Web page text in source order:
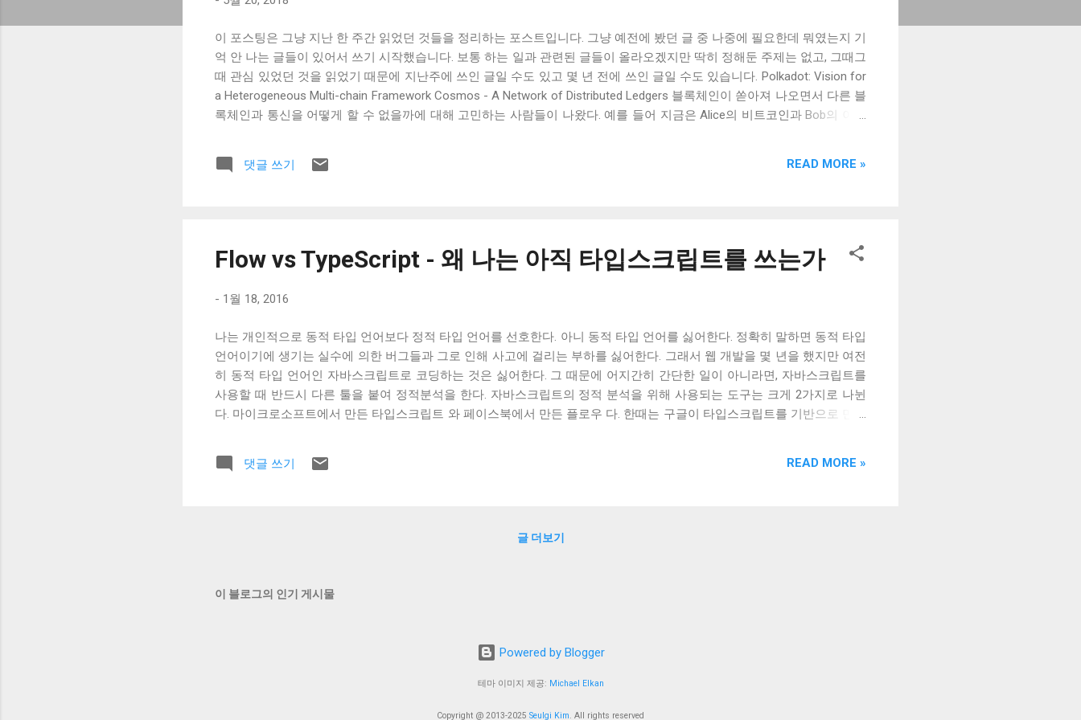
이 포스팅은 그냥 지난 한 주간 읽었던 것들을 정리하는 포스트입니다. 그냥 예전에 봤던 글 중 나중에 필요한데 뭐였는지 기
억 안 나는 글들이 있어서 쓰기 시작했습니다. 보통 하는 일과 관련된 글들이 올라오겠지만 딱히 정해둔 주제는 없고, 그때그
때 관심 있었던 것을 읽었기 때문에 지난주에 쓰인 글일 수도 있고 몇 년 전에 쓰인 글일 수도 있습니다. Polkadot: Vision for
a Heterogeneous Multi-chain Framework Cosmos - A Network of Distributed Ledgers 블록체인이 쏟아져 나오면서 다른 블
록체인과 통신을 어떻게 할 수 없을까에 대해 고민하는 사람들이 나왔다. 예를 들어 지금은 Alice의 비트코인과 Bob의 이더
주고 있다. 하지만 trustless를 가정하고 설계된 블록체인에서 거래소는 가장 약한 고리가 된다. 그래서 이 거래소에 해당하
생각할 것이다. 근데 사용자 입장에서 반대로 내 신원이 이 정도로 추적된다는 것인데 이런 것을 감수하고 쓸 정도로 페이스
북이 매력적인 서비스인지 이해가 안 된다. 사실 사람들이 개인 정보 보호에 그다지 관심 없는 게 아닌가 싶다. To Type or
댓글 쓰기 READ MORE »
Flow vs TypeScript - 왜 나는 아직 타입스크립트를 쓰는가
- 1월 18, 2016
나는 개인적으로 동적 타입 언어보다 정적 타입 언어를 선호한다. 아니 동적 타입 언어를 싫어한다. 정확히 말하면 동적 타입
언어이기에 생기는 실수에 의한 버그들과 그로 인해 사고에 걸리는 부하를 싫어한다. 그래서 웹 개발을 몇 년을 했지만 여전
히 동적 타입 언어인 자바스크립트로 코딩하는 것은 싫어한다. 그 때문에 어지간히 간단한 일이 아니라면, 자바스크립트를
사용할 때 반드시 다른 툴을 붙여 정적분석을 한다. 자바스크립트의 정적 분석을 위해 사용되는 도구는 크게 2가지로 나뉜
다. 마이크로소프트에서 만든 타입스크립트 와 페이스북에서 만든 플로우 다. 한때는 구글이 타입스크립트를 기반으로 만든
립트를 정적 타입 검사가 가능하도록 만들어주었다. 하지만 접근하는 방향은 완전 다른 방향으로 접근하였다. 우선 타입스
크립트는 2012년에 첫 버전 이 나왔다. 타입스크립트의 목표는 자바스크립트로 변환되는 더 쓰기 편하고 안전한 언어를 만
인 기능을 더했다. 추가된 기능에는 class 나 enum 처럼 사용성을 올리기 위한 기능도 있고, private 이나 타입 어노테이션 처
새로운 언어를 만들 필요가 없었다. 플로우는 새로운 언어를 정의하지 않기 때문에 이미 자바스크립트로 작성된 프로그램을
댓글 쓰기 READ MORE »
글 더보기
이 블로그의 인기 게시물
Powered by Blogger
테마 이미지 제공: Michael Elkan
Copyright @ 2013-2025 Seulgi Kim. All rights reserved